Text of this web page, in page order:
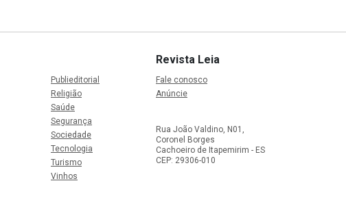
Publieditorial
Religião
Saúde
Segurança
Sociedade
Tecnologia
Turismo
Vinhos
Revista Leia
Fale conosco
Anúncie
Rua João Valdino, N01,
Coronel Borges
Cachoeiro de Itapemirim - ES
CEP: 29306-010